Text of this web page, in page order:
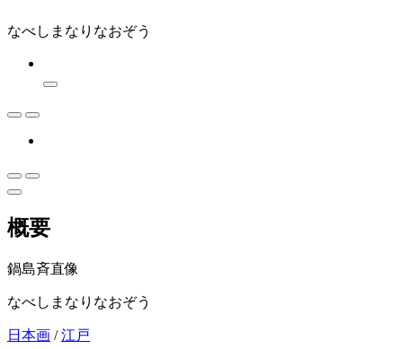
なべしまなりなおぞう
概要
鍋島斉直像
なべしまなりなおぞう
日本画 /江戸